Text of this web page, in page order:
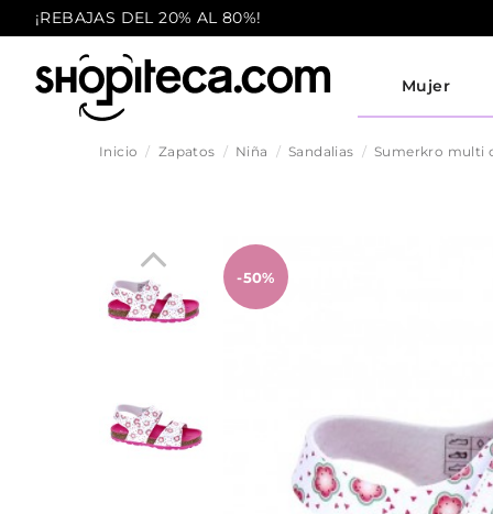
¡REBAJAS DEL 20% AL 80%!
Mujer
Inicio Zapatos Niña Sandalias Sumerkro multi
-50%